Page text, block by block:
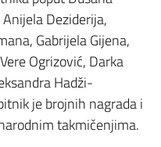
Deziderija,
Gabrijela Gijena,
Ogrizović, Darka
Hadži-
je brojnih nagrada i
takmičenjima.